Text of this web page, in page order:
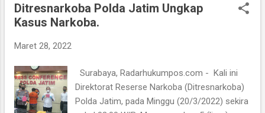
kegiatan penertiban knalpot brong yang
digelar mulai pukul 14.00 Wib hingga usai.
Kasatlantas Polres Kediri AKP Firdaus
Canggih Pamungkas, S.I.K., M.H., M.T. Selain
itu kegiatan dibantu oleh Kapolsek Kepung
Ditresnarkoba Polda Jatim Ungkap
Kasus Narkoba.
Maret 28, 2022
Surabaya, Radarhukumpos.com - Kali ini
Direktorat Reserse Narkoba (Ditresnarkoba)
Polda Jatim, pada Minggu (20/3/2022) sekira